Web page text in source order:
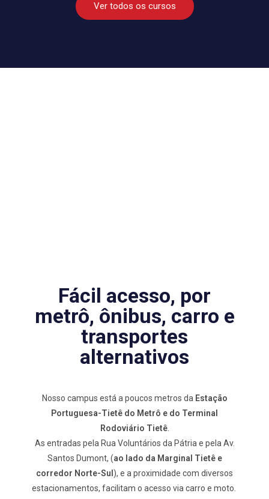
Ver todos os cursos
Fácil acesso, por
metrô, ônibus, carro e
transportes
alternativos
Nosso campus está a poucos metros da Estação
Portuguesa-Tietê do Metrô e do Terminal
Rodoviário Tietê.
As entradas pela Rua Voluntários da Pátria e pela Av.
Santos Dumont, (ao lado da Marginal Tietê e
corredor Norte-Sul ), e a proximidade com diversos
estacionamentos, facilitam o acesso via carro e moto.